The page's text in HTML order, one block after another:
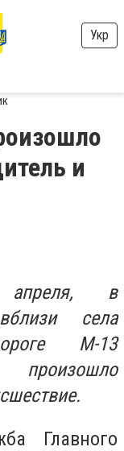
Укр
и
в
села
М-13
произошло
Главного